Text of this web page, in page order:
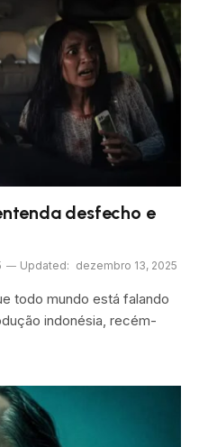
desfecho e
Updated: dezembro 13, 2025
todo mundo está falando
indonésia, recém-